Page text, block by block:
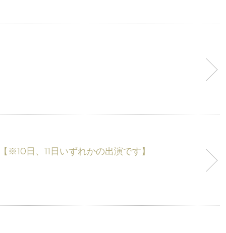
日、11日いずれかの出演です】